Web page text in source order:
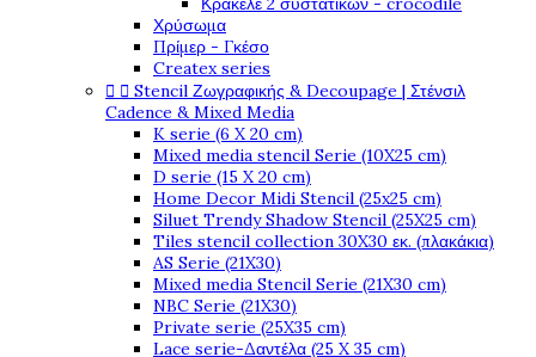
Χρύσωμα
Πρίμερ - Γκέσο
Createx series
  Stencil Ζωγραφικής & Decoupage | Στένσιλ
Cadence & Mixed Media
K serie (6 X 20 cm)
Mixed media stencil Serie (10X25 cm)
D serie (15 X 20 cm)
Home Decor Midi Stencil (25x25 cm)
Siluet Trendy Shadow Stencil (25X25 cm)
Tiles stencil collection 30X30 εκ. (πλακάκια)
AS Serie (21X30)
Mixed media Stencil Serie (21X30 cm)
NBC Serie (21X30)
Private serie (25X35 cm)
Lace serie-Δαντέλα (25 X 35 cm)